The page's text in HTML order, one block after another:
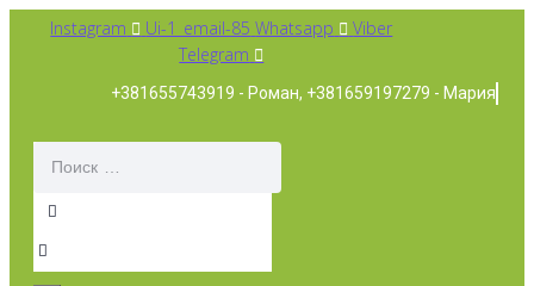
ПерейтиInstagram Ui-1_email-85 Whatsapp
Viber
Telegram
+381655743919 - Роман, +381659197279 - Мария